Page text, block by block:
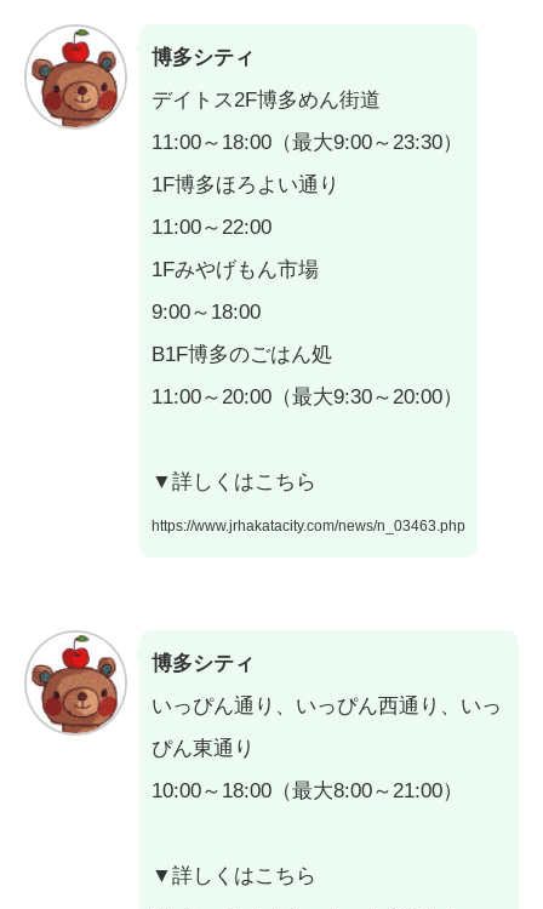
博多シティ
デイトス2F博多めん街道
11:00～18:00（最大9:00～23:30）
1F博多ほろよい通り
11:00～22:00
1Fみやげもん市場
9:00～18:00
B1F博多のごはん処
11:00～20:00（最大9:30～20:00）
▼詳しくはこちら
https://www.jrhakatacity.com/news/n_03463.php
博多シティ
いっぴん通り、いっぴん西通り、いっ
ぴん東通り
10:00～18:00（最大8:00～21:00）
▼詳しくはこちら